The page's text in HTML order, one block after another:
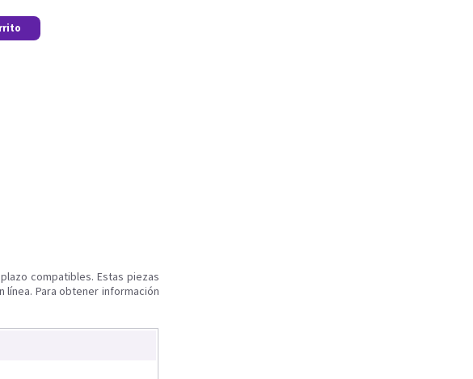
compatibles. Estas piezas
Para obtener información